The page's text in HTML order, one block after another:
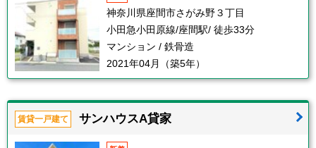
神奈川県座間市さがみ野３丁目
小田急小田原線/座間駅/ 徒歩33分
マンション / 鉄骨造
2021年04月（築5年）
賃貸一戸建て サンハウスA貸家